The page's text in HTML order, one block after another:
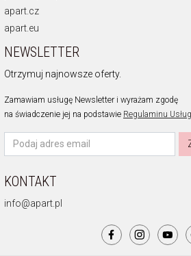
apart.cz
apart.eu
NEWSLETTER
Otrzymuj najnowsze oferty.
Zamawiam usługę Newsletter i wyrażam zgodę
na świadczenie jej na podstawie Regulaminu
KONTAKT
info@apart.pl